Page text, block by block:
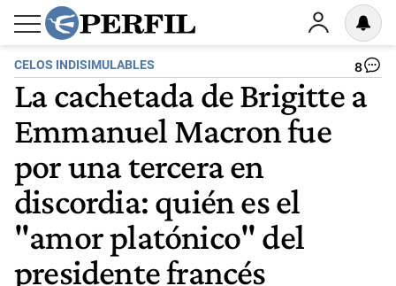
CELOS INDISIMULABLES 8
La cachetada de Brigitte a
Emmanuel Macron fue
por una tercera en
discordia: quién es el
"amor platónico" del
presidente francés